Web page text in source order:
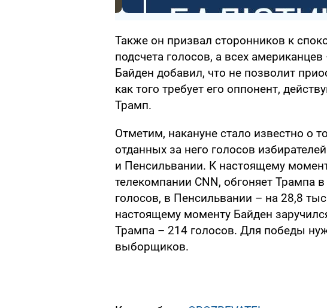
Также он призвал сторонников к
подсчета голосов, а всех
Байден добавил, что не позволит
как того требует его оппонент,
Трамп.
Отметим, накануне стало известно о
отданных за него голосов избирателей
и Пенсильвании. К настоящему
телекомпании CNN, обгоняет Трампа
голосов, в Пенсильвании – на 28,8
настоящему моменту Байден
Трампа – 214 голосов. Для победы
выборщиков.